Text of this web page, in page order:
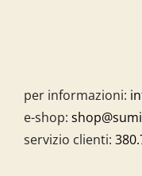
per informazioni:
e-shop:
servizio clienti: